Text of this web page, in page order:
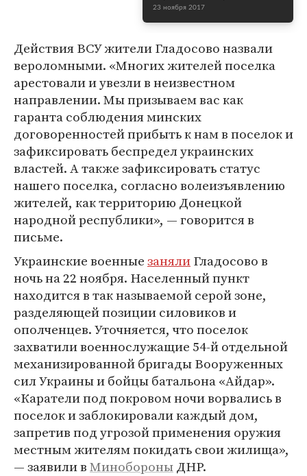
23 ноября 2017
Действия ВСУ жители Гладосово назвали
вероломными. «Многих жителей поселка
арестовали и увезли в неизвестном
направлении. Мы призываем вас как
гаранта соблюдения минских
договоренностей прибыть к нам в поселок и
зафиксировать беспредел украинских
властей. А также зафиксировать статус
нашего поселка, согласно волеизъявлению
жителей, как территорию Донецкой
народной республики», — говорится в
письме.
Украинские военныезанялиГладосово в
ночь на 22 ноября. Населенный пункт
находится в так называемой серой зоне,
разделяющей позиции силовиков и
ополченцев. Уточняется, что поселок
захватили военнослужащие 54-й отдельной
механизированной бригады Вооруженных
сил Украины и бойцы батальона «Айдар».
«Каратели под покровом ночи ворвались в
поселок и заблокировали каждый дом,
запретив под угрозой применения оружия
местным жителям покидать свои жилища»,
— заявили вМинобороныДНР.